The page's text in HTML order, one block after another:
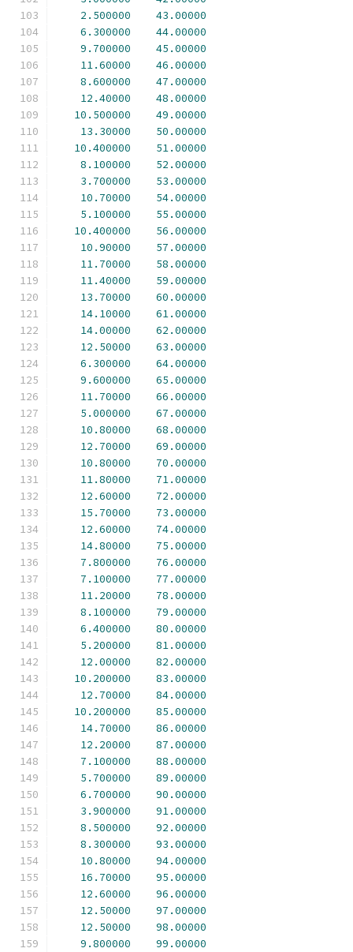
2.500000
43.00000
6.300000
44.00000
9.700000
45.00000
11.60000
46.00000
8.600000
47.00000
12.40000
48.00000
10.500000
49.00000
13.30000
50.00000
10.400000
51.00000
8.100000
52.00000
3.700000
53.00000
10.70000
54.00000
5.100000
55.00000
10.400000
56.00000
10.90000
57.00000
11.70000
58.00000
11.40000
59.00000
13.70000
60.00000
14.10000
61.00000
14.00000
62.00000
12.50000
63.00000
6.300000
64.00000
9.600000
65.00000
11.70000
66.00000
5.000000
67.00000
10.80000
68.00000
12.70000
69.00000
10.80000
70.00000
11.80000
71.00000
12.60000
72.00000
15.70000
73.00000
12.60000
74.00000
14.80000
75.00000
7.800000
76.00000
7.100000
77.00000
11.20000
78.00000
8.100000
79.00000
6.400000
80.00000
5.200000
81.00000
12.00000
82.00000
10.200000
83.00000
12.70000
84.00000
10.200000
85.00000
14.70000
86.00000
12.20000
87.00000
7.100000
88.00000
5.700000
89.00000
6.700000
90.00000
3.900000
91.00000
8.500000
92.00000
8.300000
93.00000
10.80000
94.00000
16.70000
95.00000
12.60000
96.00000
12.50000
97.00000
12.50000
98.00000
9.800000
99.00000